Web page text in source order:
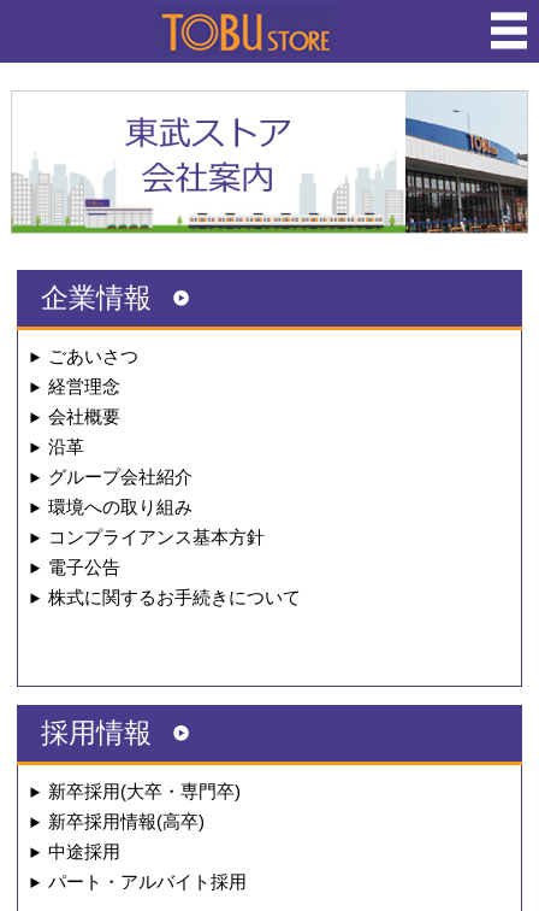
企業情報
ごあいさつ
経営理念
会社概要
沿革
グループ会社紹介
環境への取り組み
コンプライアンス基本方針
電子公告
株式に関するお手続きについて
採用情報
新卒採用(大卒・専門卒)
新卒採用情報(高卒)
中途採用
パート・アルバイト採用